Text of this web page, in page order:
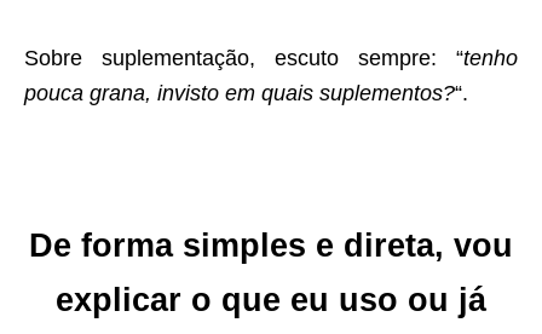
Sobre suplementação, escuto sempre: “tenho
pouca grana, invisto em quais suplementos?“.
De forma simples e direta, vou
explicar o que eu uso ou já